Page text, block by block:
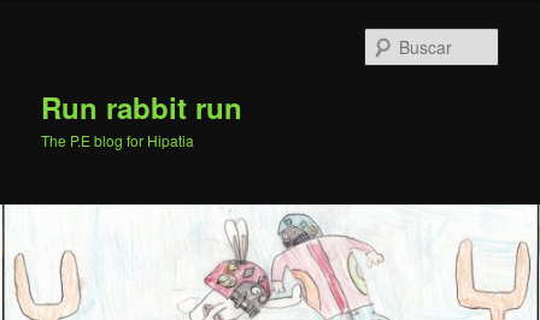
Run rabbit run
The P.E blog for Hipatia